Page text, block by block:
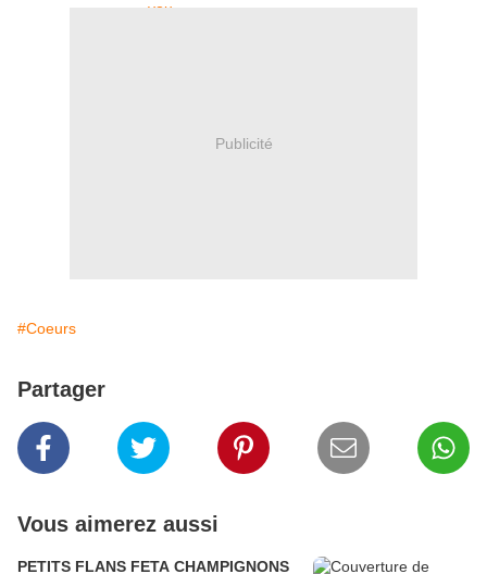
Publicité
#Coeurs
Partager
Vous aimerez aussi
PETITS FLANS FETA CHAMPIGNONS